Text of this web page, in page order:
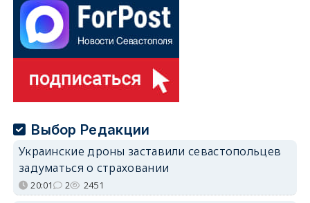
Выбор Редакции
Украинские дроны заставили севастопольцев
задуматься о страховании
20:01 2 2451